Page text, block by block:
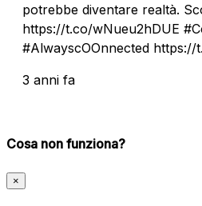
potrebbe diventare realtà.
https://t.co/wNueu2hDUE
#AlwayscOOnnected https://
3 anni fa
Cosa non funziona?
×